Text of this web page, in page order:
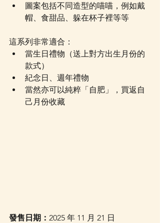
圖案包括不同造型的喵喵，例如戴
帽、食甜品、躲在杯子裡等等
這系列非常適合：
當生日禮物（送上對方出生月份的
款式）
紀念日、週年禮物
當然亦可以純粹「自肥」，買返自
己月份收藏
發售日期： 2025 年 11 月 21 日